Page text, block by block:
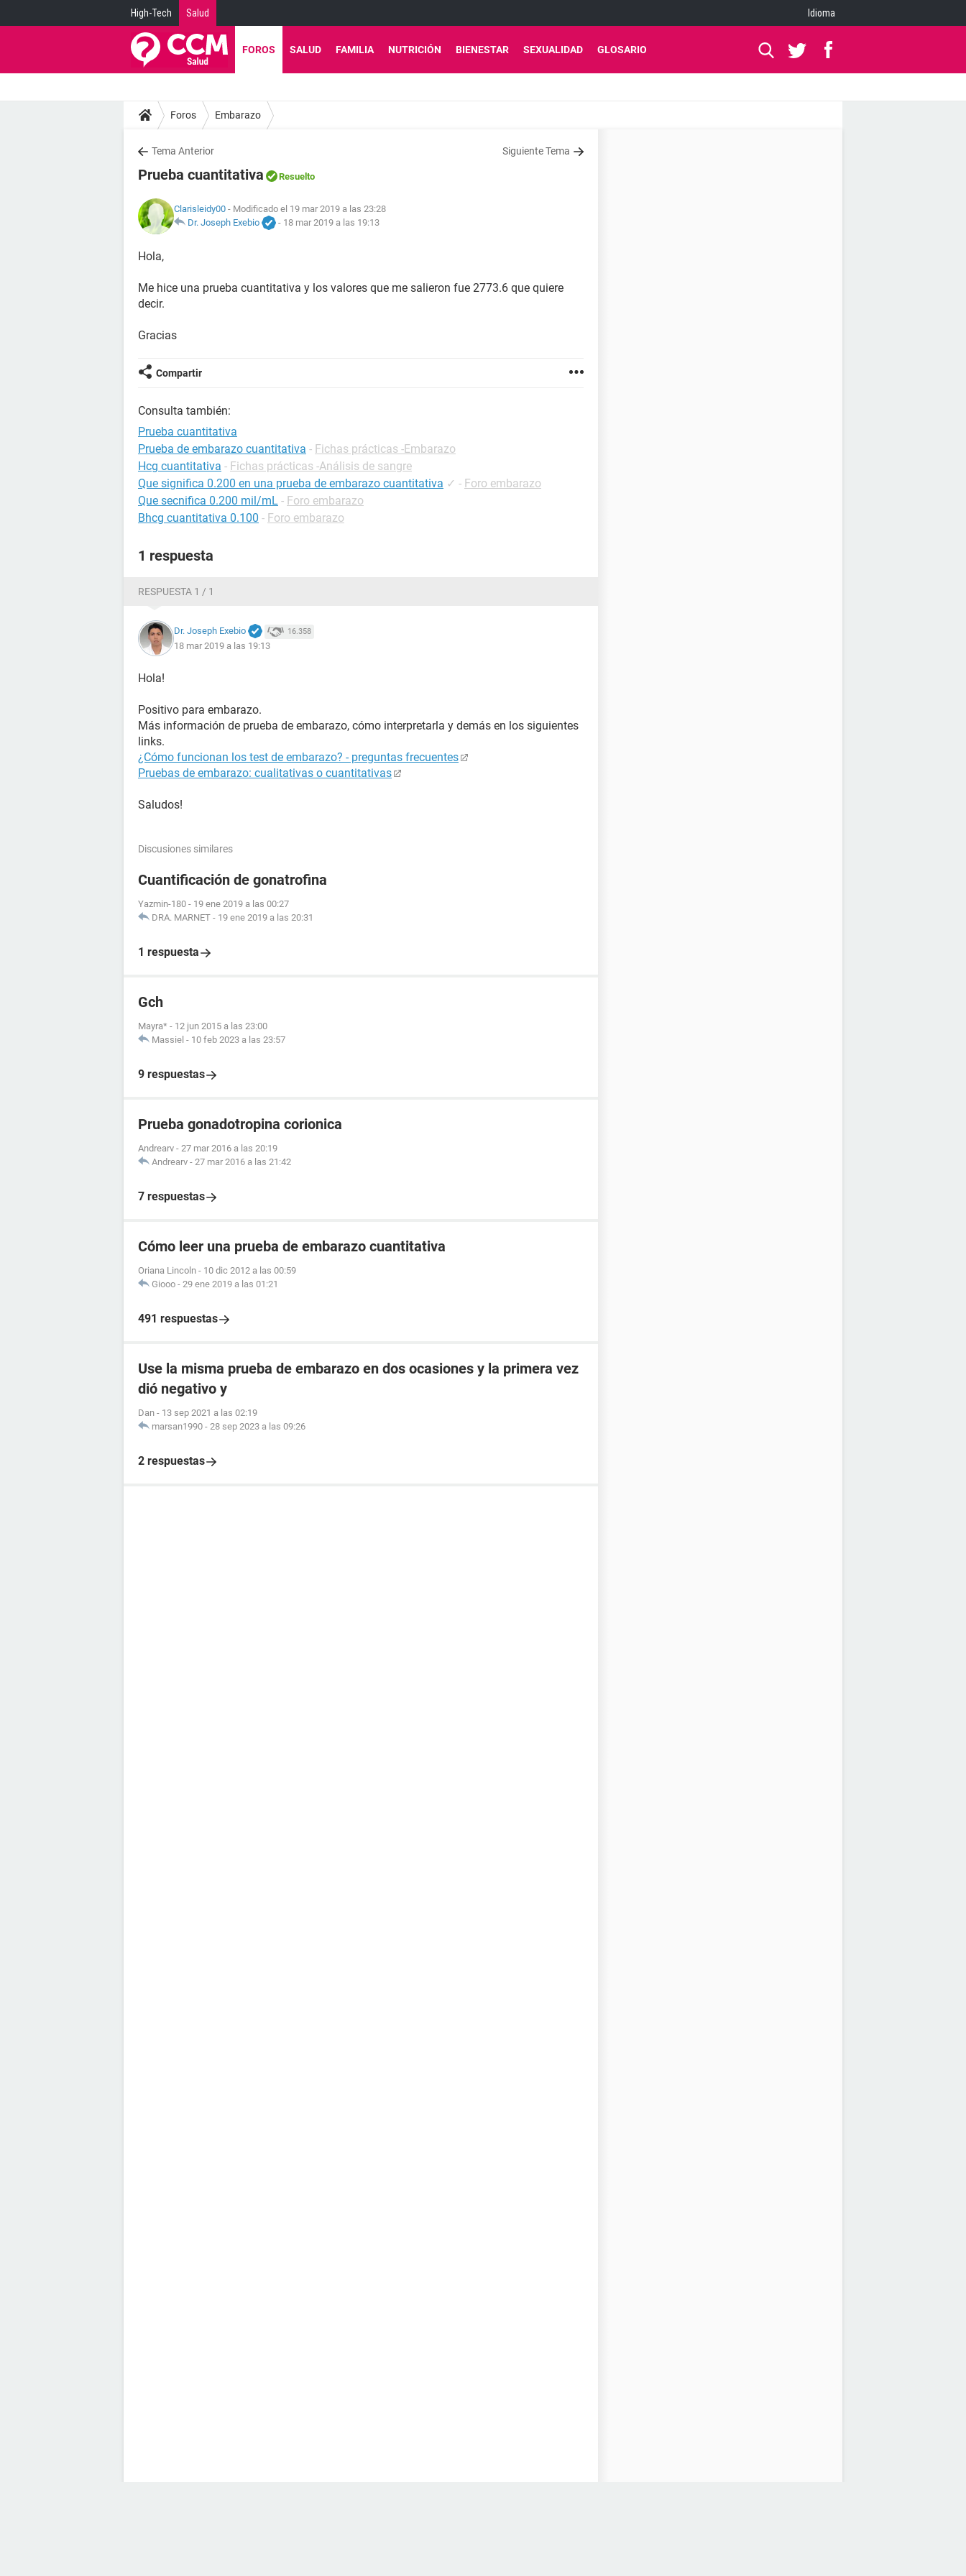
High-Tech Salud Idioma
FOROS SALUD FAMILIA NUTRICIÓN BIENESTAR SEXUALIDAD GLOSARIO
Foros Embarazo
Tema Anterior Siguiente Tema
Prueba cuantitativa Resuelto
Clarisleidy00 - Modificado el 19 mar 2019 a las 23:28
Dr. Joseph Exebio
- 18 mar 2019 a las 19:13
Hola,
Me hice una prueba cuantitativa y los valores que me salieron fue 2773.6 que quiere
decir.
Gracias
Compartir
Consulta también:
Prueba cuantitativa
Prueba de embarazo cuantitativa - Fichas prácticas -Embarazo
Hcg cuantitativa - Fichas prácticas -Análisis de sangre
Que significa 0.200 en una prueba de embarazo cuantitativa ✓ - Foro embarazo
Que secnifica 0.200 mil/mL - Foro embarazo
Bhcg cuantitativa 0.100 - Foro embarazo
1 respuesta
RESPUESTA 1 / 1
Dr. Joseph Exebio 16.358
18 mar 2019 a las 19:13
Hola!
Positivo para embarazo.
Más información de prueba de embarazo, cómo interpretarla y demás en los siguientes
links.
¿Cómo funcionan los test de embarazo? - preguntas frecuentes
Pruebas de embarazo: cualitativas o cuantitativas
Saludos!
Discusiones similares
Cuantificación de gonatrofina
Yazmin-180 - 19 ene 2019 a las 00:27
DRA. MARNET - 19 ene 2019 a las 20:31
1 respuesta
Gch
Mayra* - 12 jun 2015 a las 23:00
Massiel - 10 feb 2023 a las 23:57
9 respuestas
Prueba gonadotropina corionica
Andrearv - 27 mar 2016 a las 20:19
Andrearv - 27 mar 2016 a las 21:42
7 respuestas
Cómo leer una prueba de embarazo cuantitativa
Oriana Lincoln - 10 dic 2012 a las 00:59
Giooo - 29 ene 2019 a las 01:21
491 respuestas
Use la misma prueba de embarazo en dos ocasiones y la primera vez
dió negativo y
Dan - 13 sep 2021 a las 02:19
marsan1990 - 28 sep 2023 a las 09:26
2 respuestas